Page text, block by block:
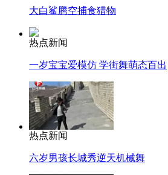
大白鲨腾空捕食猎物
热点新闻
一岁宝宝爱模仿 学街舞萌态百出
热点新闻
六岁男孩长城秀逆天机械舞